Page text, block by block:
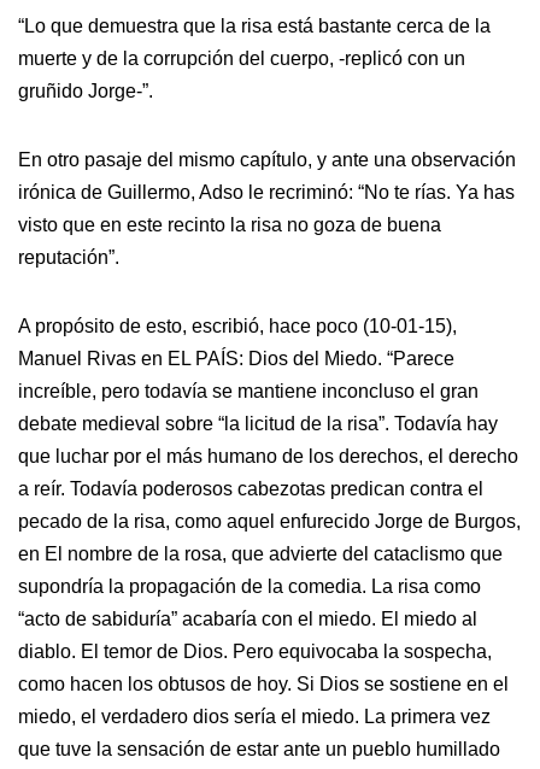
“Lo que demuestra que la risa está bastante cerca de la
muerte y de la corrupción del cuerpo, -replicó con un
gruñido Jorge-”.
En otro pasaje del mismo capítulo, y ante una observación
irónica de Guillermo, Adso le recriminó: “No te rías. Ya has
visto que en este recinto la risa no goza de buena
reputación”.
A propósito de esto, escribió, hace poco (10-01-15),
Manuel Rivas en EL PAÍS: Dios del Miedo. “Parece
increíble, pero todavía se mantiene inconcluso el gran
debate medieval sobre “la licitud de la risa”. Todavía hay
que luchar por el más humano de los derechos, el derecho
a reír. Todavía poderosos cabezotas predican contra el
pecado de la risa, como aquel enfurecido Jorge de Burgos,
en El nombre de la rosa, que advierte del cataclismo que
supondría la propagación de la comedia. La risa como
“acto de sabiduría” acabaría con el miedo. El miedo al
diablo. El temor de Dios. Pero equivocaba la sospecha,
como hacen los obtusos de hoy. Si Dios se sostiene en el
miedo, el verdadero dios sería el miedo. La primera vez
que tuve la sensación de estar ante un pueblo humillado